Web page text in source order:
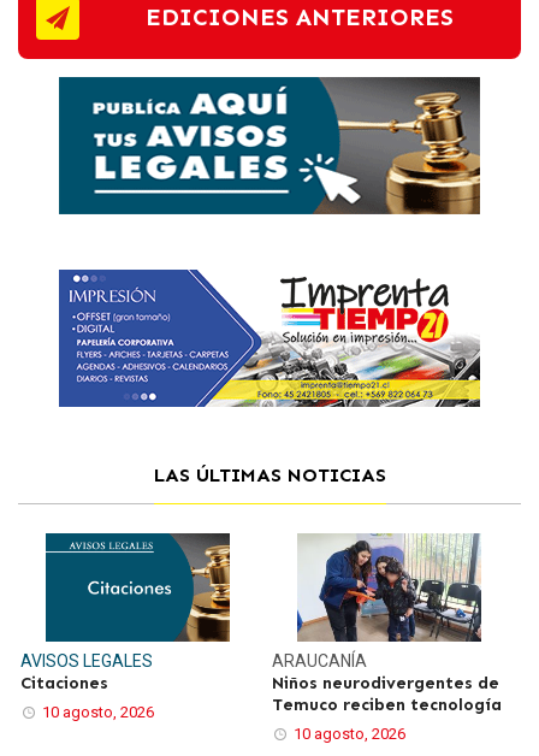
EDICIONES ANTERIORES
LAS ÚLTIMAS NOTICIAS
AVISOS LEGALES
Citaciones
10 agosto, 2026
ARAUCANÍA
Niños neurodivergentes de
Temuco reciben tecnología
10 agosto, 2026